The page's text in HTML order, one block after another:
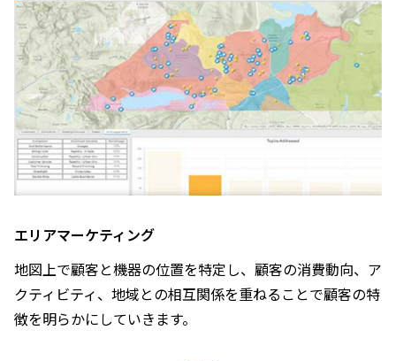
エリアマーケティング
地図上で顧客と機器の位置を特定し、顧客の消費動向、ア
クティビティ、地域との相互関係を重ねることで顧客の特
徴を明らかにしていきます。